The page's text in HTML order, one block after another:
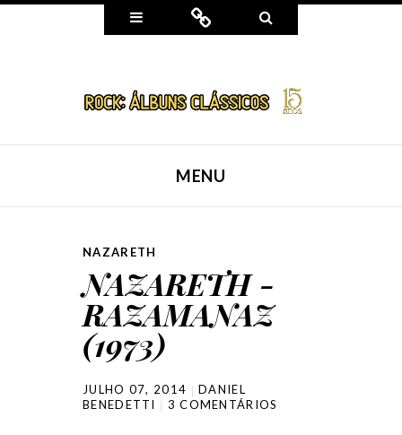
Widgets Connect
MENU
NAZARETH
NAZARETH -
RAZAMANAZ
(1973)
JULHO 07, 2014
DANIEL
BENEDETTI
3 COMENTÁRIOS